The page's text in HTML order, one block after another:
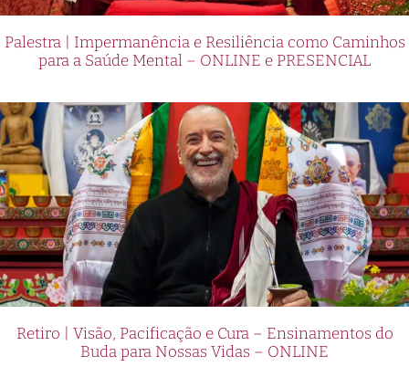
Palestra | Impermanência e Resiliência como Caminhos
para a Saúde Mental – ONLINE e PRESENCIAL
Retiro | Visão, Pacificação e Cura – Ensinamentos do
Buda para Nossas Vidas – ONLINE